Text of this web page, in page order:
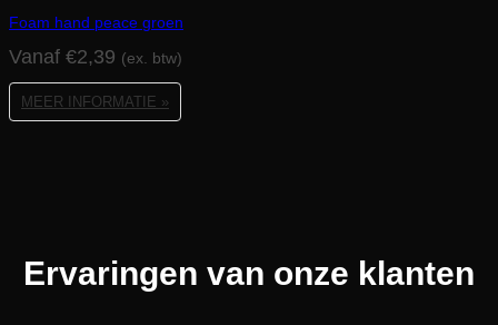
Foam hand peace groen
Vanaf €2,39 (ex. btw)
MEER INFORMATIE »
Ervaringen van onze klanten